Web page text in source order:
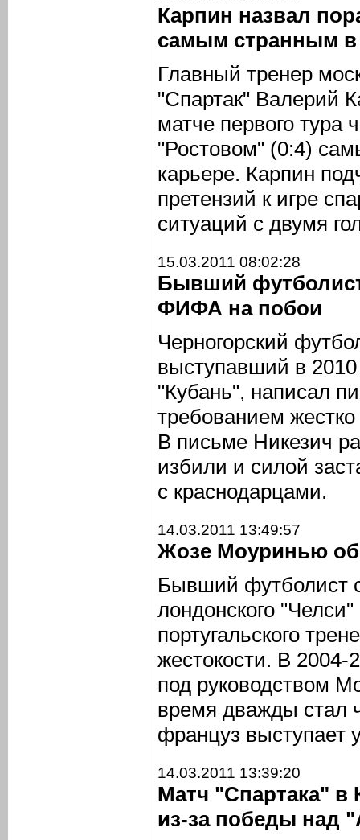
Карпин назвал
самым странным в
Главный тренер
"Спартак" Валерий
матче первого тура
"Ростовом" (0:4)
карьере. Карпин
претензий к игре
ситуаций с двумя
15.03.2011 08:02:28
Бывший
ФИФА на побои
Черногорский
выступавший в 2010
"Кубань", написал
требованием
В письме Никезич
избили и силой
с краснодарцами.
14.03.2011 13:49:57
Жозе Моуринью
Бывший футболист
лондонского
португальского
жестокости. В 2004-
под руководством
время дважды стал
француз выступает
14.03.2011 13:39:20
Матч "Спартака" в
из-за победы над